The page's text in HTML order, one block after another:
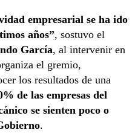
empresarial se ha ido
años”, sostuvo el
García, al intervenir en
el gremio,
los resultados de una
de las empresas del
se sienten poco o
.